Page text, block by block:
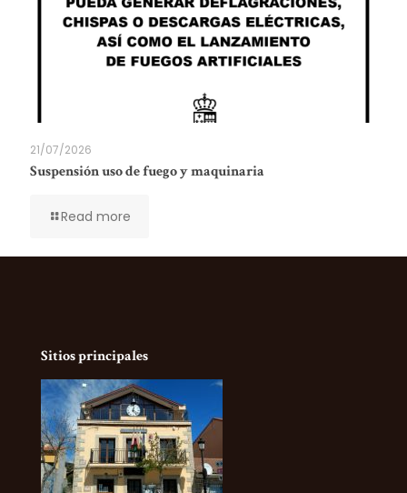
21/07/2026
Suspensión uso de fuego y maquinaria
Read more
Sitios principales